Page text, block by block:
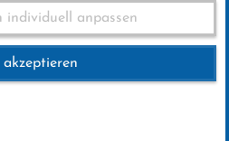
Skifliegen in
individuell anpassen